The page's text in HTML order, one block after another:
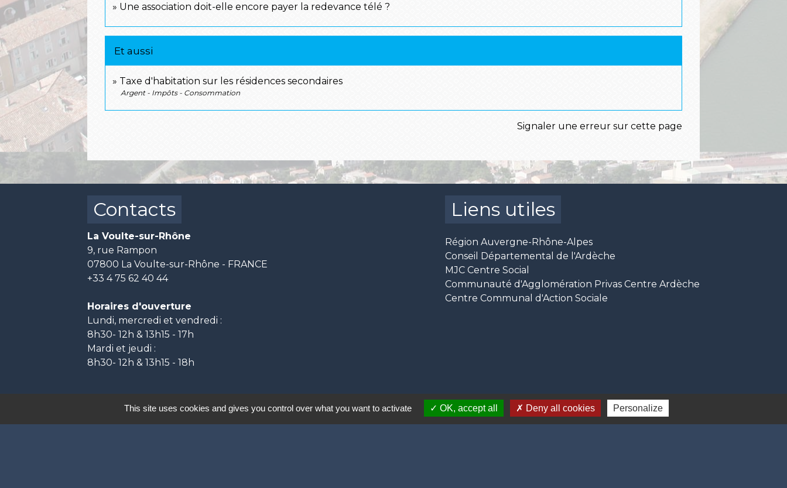
Une association doit-elle encore payer la redevance télé ?
Et aussi
Taxe d'habitation sur les résidences secondaires
Argent - Impôts - Consommation
Signaler une erreur sur cette page
Contacts
La Voulte-sur-Rhône
9, rue Rampon
07800 La Voulte-sur-Rhône - FRANCE
+33 4 75 62 40 44
Horaires d'ouverture
Lundi, mercredi et vendredi :
8h30- 12h & 13h15 - 17h
Mardi et jeudi :
8h30- 12h & 13h15 - 18h
Liens utiles
Région Auvergne-Rhône-Alpes
Conseil Départemental de l'Ardèche
MJC Centre Social
Communauté d'Agglomération Privas Centre Ardèche
Centre Communal d'Action Sociale
Labels
This site uses cookies and gives you control over what you want to activate OK, accept all Deny all cookies Personalize